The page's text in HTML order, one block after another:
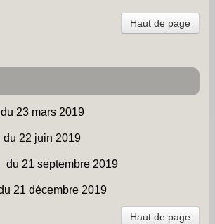
Haut de page
23 mars 2019
22 juin 2019
21 septembre 2019
21 décembre 2019
Haut de page